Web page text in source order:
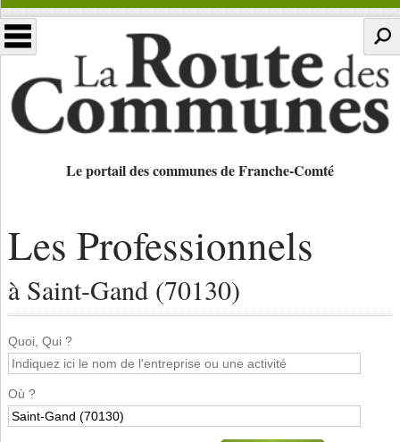
Le portail des communes de Franche-Comté
Les Professionnels
à Saint-Gand (70130)
Quoi, Qui ?
Où ?